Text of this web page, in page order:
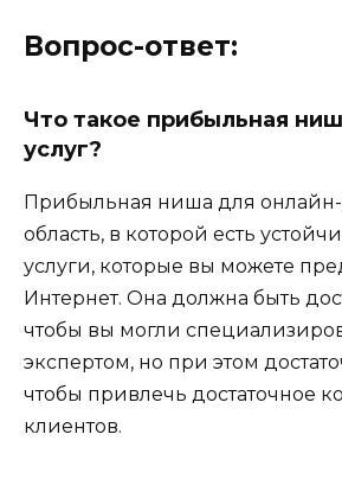
Вопрос-ответ:
Что такое прибыльная
услуг?
Прибыльная ниша для онлайн-
область, в которой есть
услуги, которые вы можете
Интернет. Она должна быть
чтобы вы могли
экспертом, но при этом
чтобы привлечь достаточное
клиентов.